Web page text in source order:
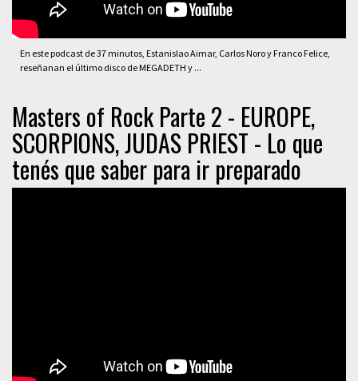
En este podcast de 37 minutos, Estanislao Aimar, Carlos Noro y Franco Felice,
reseñanan el último disco de MEGADETH y ...
Masters of Rock Parte 2 - EUROPE,
SCORPIONS, JUDAS PRIEST - Lo que
tenés que saber para ir preparado